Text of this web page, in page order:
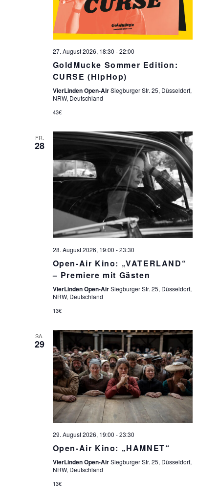
27. August 2026, 18:30 -22:00
GoldMucke Sommer Edition:
CURSE (HipHop)
VierLinden Open-AirSiegburger Str. 25, Düsseldorf,
NRW, Deutschland
43€
FR.
28
28. August 2026, 19:00 -23:30
Open-Air Kino: „VATERLAND“
– Premiere mit Gästen
VierLinden Open-AirSiegburger Str. 25, Düsseldorf,
NRW, Deutschland
13€
SA.
29
29. August 2026, 19:00 -23:30
Open-Air Kino: „HAMNET“
VierLinden Open-AirSiegburger Str. 25, Düsseldorf,
NRW, Deutschland
13€